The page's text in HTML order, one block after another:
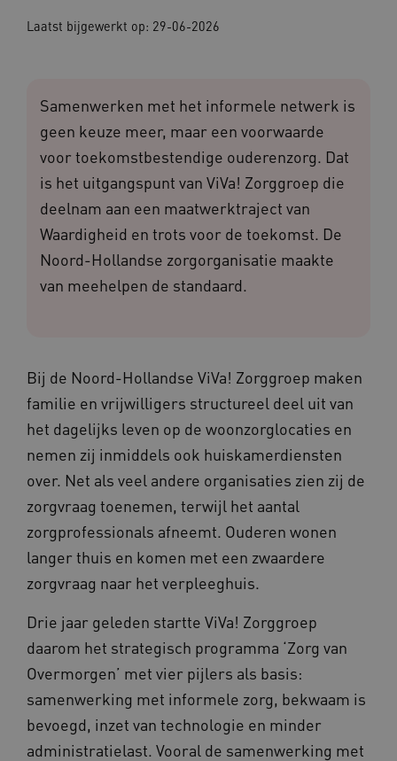
Laatst bijgewerkt op: 29-06-2026
Samenwerken met het informele netwerk is
geen keuze meer, maar een voorwaarde
voor toekomstbestendige ouderenzorg. Dat
is het uitgangspunt van ViVa! Zorggroep die
deelnam aan een maatwerktraject van
Waardigheid en trots voor de toekomst. De
Noord-Hollandse zorgorganisatie maakte
van meehelpen de standaard.
Bij de Noord-Hollandse ViVa! Zorggroep maken
familie en vrijwilligers structureel deel uit van
het dagelijks leven op de woonzorglocaties en
nemen zij inmiddels ook huiskamerdiensten
over. Net als veel andere organisaties zien zij de
zorgvraag toenemen, terwijl het aantal
zorgprofessionals afneemt. Ouderen wonen
langer thuis en komen met een zwaardere
zorgvraag naar het verpleeghuis.
Drie jaar geleden startte ViVa! Zorggroep
daarom het strategisch programma ‘Zorg van
Overmorgen’ met vier pijlers als basis:
samenwerking met informele zorg, bekwaam is
bevoegd, inzet van technologie en minder
administratielast. Vooral de samenwerking met